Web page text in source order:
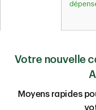
Votre nouvelle
Moyens rapides